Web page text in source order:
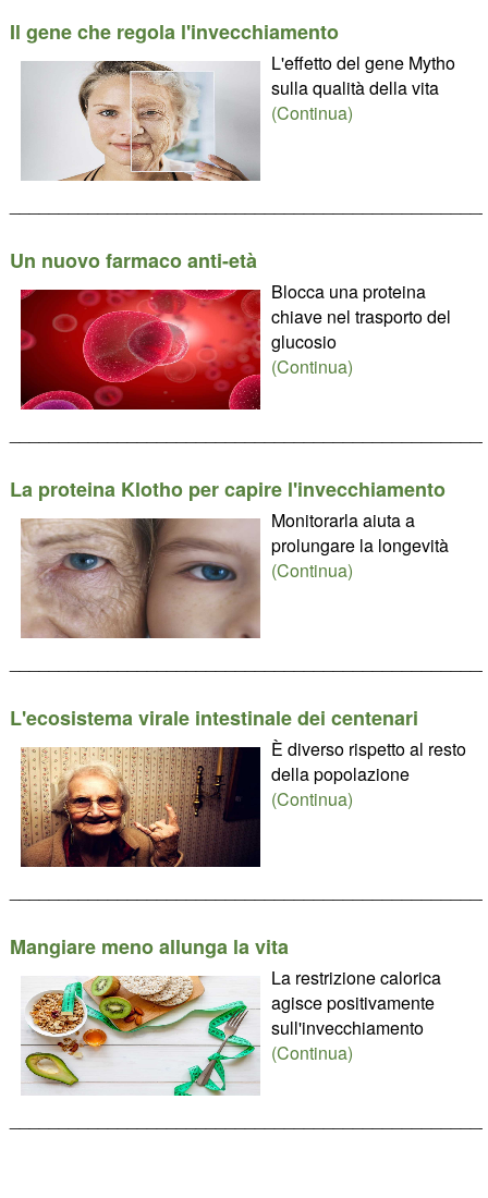
Il gene che regola l'invecchiamento
L'effetto del gene Mytho
sulla qualità della vita
(Continua)
Un nuovo farmaco anti-età
Blocca una proteina
chiave nel trasporto del
glucosio
(Continua)
La proteina Klotho per capire l'invecchiamento
Monitorarla aiuta a
prolungare la longevità
(Continua)
L'ecosistema virale intestinale dei centenari
È diverso rispetto al resto
della popolazione
(Continua)
Mangiare meno allunga la vita
La restrizione calorica
agisce positivamente
sull'invecchiamento
(Continua)